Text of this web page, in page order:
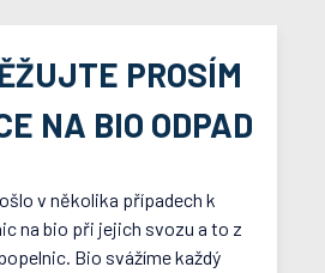
PROSÍM
NA BIO ODPAD
v několika případech k
na bio při jejich svozu a to z
Bio svážíme každý